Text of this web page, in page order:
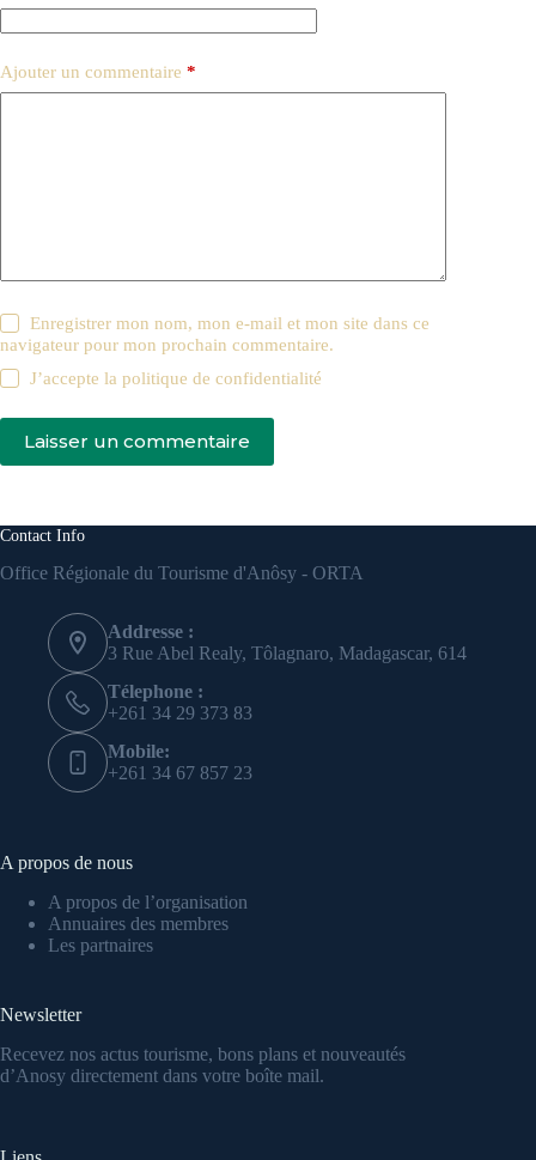
Ajouter un commentaire *
Enregistrer mon nom, mon e-mail et mon site dans ce
navigateur pour mon prochain commentaire.
J’accepte lapolitique de confidentialité
Laisser un commentaire
Contact Info
Office Régionale du Tourisme d'Anôsy - ORTA
Addresse :
3 Rue Abel Realy, Tôlagnaro, Madagascar, 614
Télephone :
+261 34 29 373 83
Mobile:
+261 34 67 857 23
A propos de nous
A propos de l’organisation
Annuaires des membres
Les partnaires
Newsletter
Recevez nos actus tourisme, bons plans et nouveautés
d’Anosy directement dans votre boîte mail.